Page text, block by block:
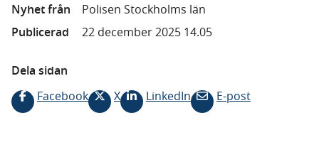
Nyhet från
Polisen Stockholms län
Publicerad
22 december 2025 14.05
Dela sidan
Facebook
X LinkedIn E-post